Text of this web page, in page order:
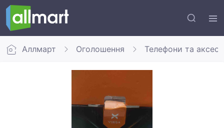
Аллмарт Оголошення Телефони та